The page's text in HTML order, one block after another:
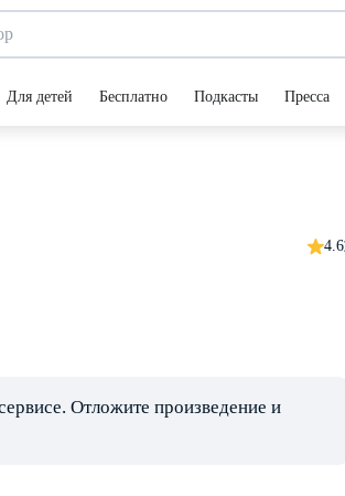
Для детей Бесплатно Подкасты Пресса
4.6
Отложите произведение и